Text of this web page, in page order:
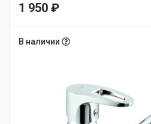
1 950 ₽
В наличии